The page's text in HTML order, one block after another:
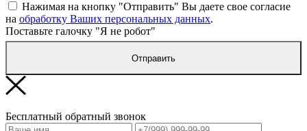
Нажимая на кнопку "Отправить" Вы даете свое согласие
на обработку Ваших персональных данных.
Поставьте галочку "Я не робот"
Отправить
Бесплатный обратный звонок